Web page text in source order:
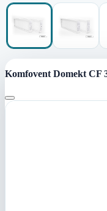
Komfovent Domekt CF